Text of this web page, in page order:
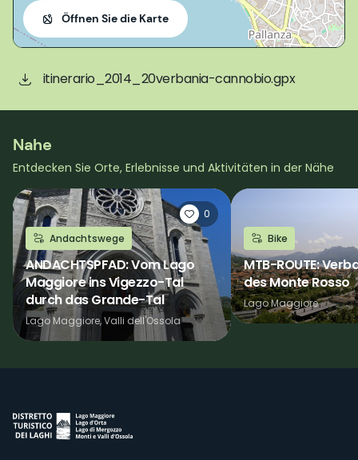
Öffnen Sie die Karte
itinerario_2014_20verbania-cannobio.gpx
Nahe
Entdecken Sie Orte, Erlebnisse und Aktivitäten in der Nähe
0
Andachtswege
ANDACHTSPFAD: Vom Lago
Maggiore ins Vigezzo-Tal
durch das Grande-Tal
Lago Maggiore, Valli dell'Ossola
Bike
MTB-ROUTE:
des Monte Rosso
Lago Maggiore